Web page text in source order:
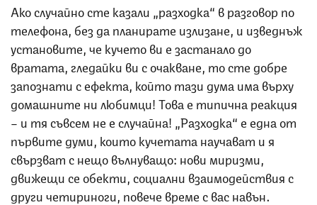
Ако случайно сте казали „разходка“ в разговор по
телефона, без да планирате излизане, и изведнъж
установите, че кучето ви е застанало до
вратата, гледайки ви с очакване, то сте добре
запознати с ефекта, който тази дума има върху
домашните ни любимци! Това е типична реакция
– и тя съвсем не е случайна! „Разходка“ е една от
първите думи, които кучетата научават и я
свързват с нещо вълнуващо: нови миризми,
движещи се обекти, социални взаимодействия с
други четириноги, повече време с вас навън.